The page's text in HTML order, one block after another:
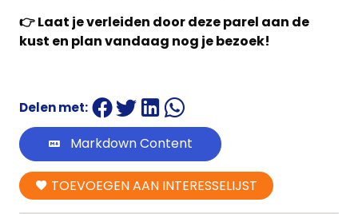
👉 Laat je verleiden door deze parel aan de
kust en plan vandaag nog je bezoek!
Delen met:
Markdown Content
TOEVOEGEN AAN INTERESSELIJST